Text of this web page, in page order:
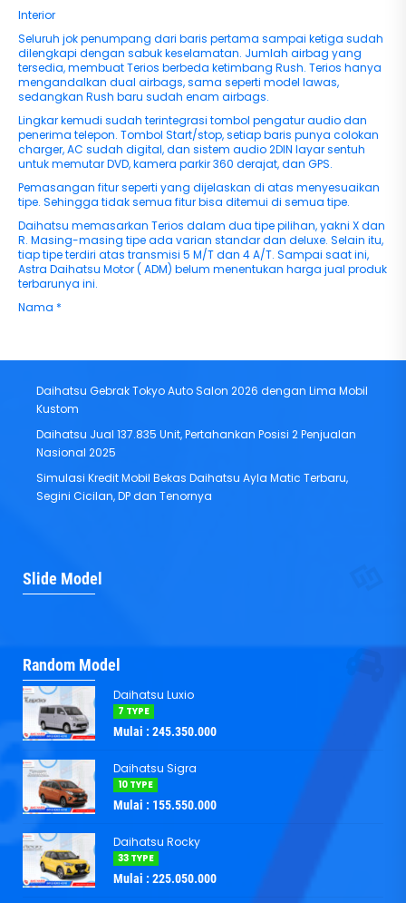
Interior
Seluruh jok penumpang dari baris pertama sampai ketiga sudah
dilengkapi dengan sabuk keselamatan. Jumlah airbag yang
tersedia, membuat Terios berbeda ketimbang Rush. Terios hanya
mengandalkan dual airbags, sama seperti model lawas,
sedangkan Rush baru sudah enam airbags.
Lingkar kemudi sudah terintegrasi tombol pengatur audio dan
penerima telepon. Tombol Start/stop, setiap baris punya colokan
charger, AC sudah digital, dan sistem audio 2DIN layar sentuh
untuk memutar DVD, kamera parkir 360 derajat, dan GPS.
Pemasangan fitur seperti yang dijelaskan di atas menyesuaikan
tipe. Sehingga tidak semua fitur bisa ditemui di semua tipe.
Daihatsu memasarkan Terios dalam dua tipe pilihan, yakni X dan
R. Masing-masing tipe ada varian standar dan deluxe. Selain itu,
tiap tipe terdiri atas transmisi 5 M/T dan 4 A/T. Sampai saat ini,
Astra Daihatsu Motor ( ADM) belum menentukan harga jual produk
terbarunya ini.
Nama *
Daihatsu Gebrak Tokyo Auto Salon 2026 dengan Lima Mobil
Kustom
Daihatsu Jual 137.835 Unit, Pertahankan Posisi 2 Penjualan
Nasional 2025
Simulasi Kredit Mobil Bekas Daihatsu Ayla Matic Terbaru,
Segini Cicilan, DP dan Tenornya
Slide Model
Daihatsu Gran Max MB
Mulai :185.550.000
Random Model
Daihatsu Luxio
7 TYPE
Mulai : 245.350.000
Daihatsu Sigra
10 TYPE
Mulai : 155.550.000
Daihatsu Rocky
33 TYPE
Mulai : 225.050.000